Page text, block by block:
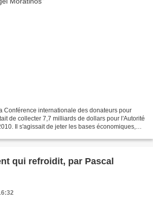
Conférence internationale des donateurs pour
de collecter 7,7 milliards de dollars pour l'Autorité
Il s'agissait de jeter les bases économiques,
qui refroidit, par Pascal